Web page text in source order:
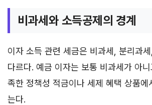
비과세와 소득공제의 경계
이자 소득 관련 세금은 비과세, 분리과
다르다. 예금 이자는 보통 비과세가 아
족한 정책성 적금이나 세제 혜택 상품에
는다.